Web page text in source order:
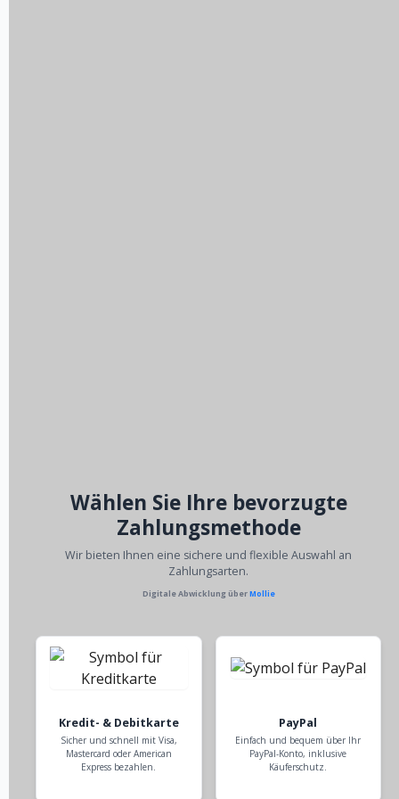
Wählen Sie Ihre bevorzugte
Zahlungsmethode
Wir bieten Ihnen eine sichere und flexible Auswahl an
Zahlungsarten.
Digitale Abwicklung überMollie
Kredit- & Debitkarte
Sicher und schnell mit Visa,
Mastercard oder American
Express bezahlen.
PayPal
Einfach und bequem über Ihr
PayPal-Konto, inklusive
Käuferschutz.